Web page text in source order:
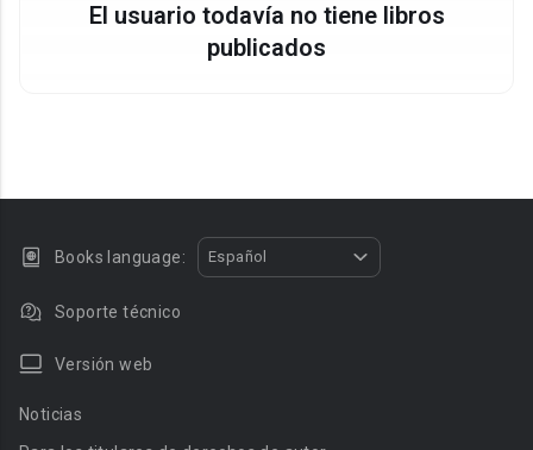
El usuario todavía no tiene libros
publicados
Books language: Español
Soporte técnico
Versión web
Noticias